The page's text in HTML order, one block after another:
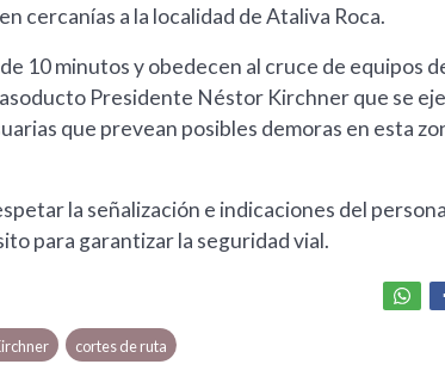
cercanías a la localidad de Ataliva Roca.
10 minutos y obedecen al cruce de equipos
Presidente Néstor Kirchner que se
que prevean posibles demoras en esta
la señalización e indicaciones del
para garantizar la seguridad vial.
cortes de ruta